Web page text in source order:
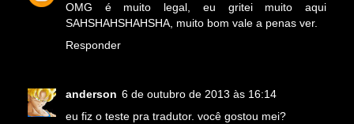
OMG é muito legal, eu gritei muito aqui
SAHSHAHSHAHSHA, muito bom vale a penas ver.
Responder
anderson 6 de outubro de 2013 às 16:14
eu fiz o teste pra tradutor. você gostou mei?